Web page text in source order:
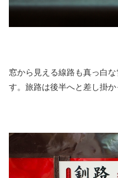
窓から見える線路も真っ白
す。旅路は後半へと差し掛か